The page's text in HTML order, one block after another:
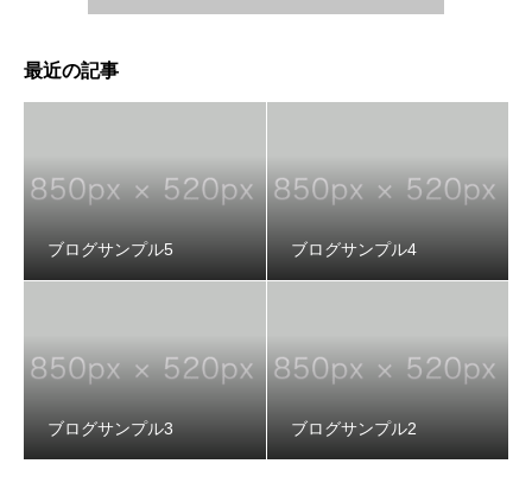
最近の記事
ブログサンプル5 ブログサンプル4
ブログサンプル3 ブログサンプル2